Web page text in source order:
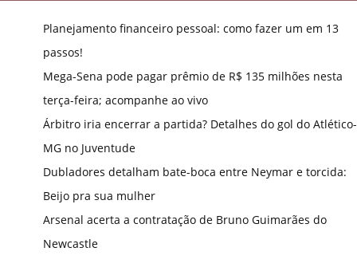
Planejamento financeiro pessoal: como fazer um em 13
passos!
Mega-Sena pode pagar prêmio de R$ 135 milhões nesta
terça-feira; acompanhe ao vivo
Árbitro iria encerrar a partida? Detalhes do gol do Atlético-
MG no Juventude
Dubladores detalham bate-boca entre Neymar e torcida:
Beijo pra sua mulher
Arsenal acerta a contratação de Bruno Guimarães do
Newcastle